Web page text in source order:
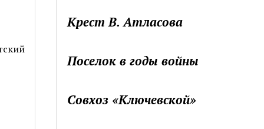
Крест В. Атласова
Поселок в годы войны
Совхоз «Ключевской»